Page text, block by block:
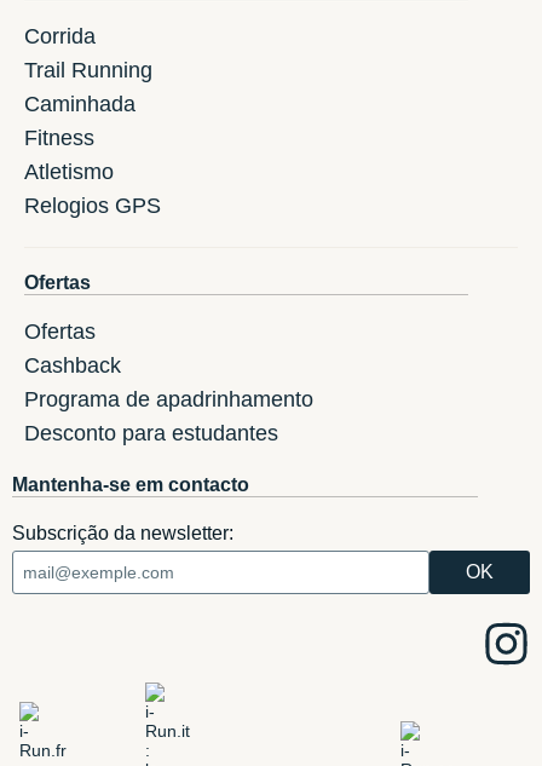
Corrida
Trail Running
Caminhada
Fitness
Atletismo
Relogios GPS
Ofertas
Ofertas
Cashback
Programa de apadrinhamento
Desconto para estudantes
Mantenha-se em contacto
Subscrição da newsletter: